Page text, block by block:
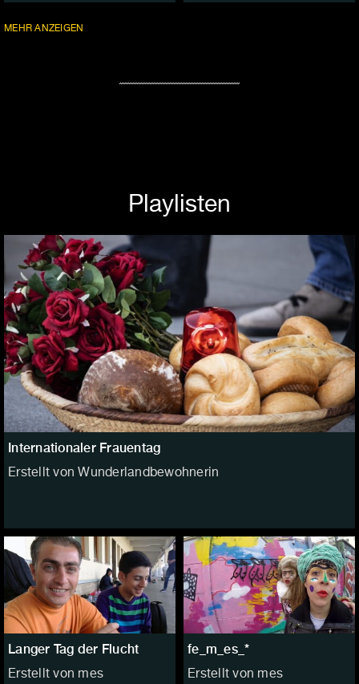
MEHRFOLGEN
ANZEIGEN
Playlisten
Internationaler Frauentag
Erstellt von Wunderlandbewohnerin
Langer Tag der Flucht
Erstellt von mes
fe_m_es_*
Erstellt von mes